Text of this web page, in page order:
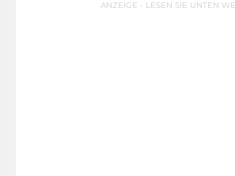
ANZEIGE - LESEN SIE UNTEN